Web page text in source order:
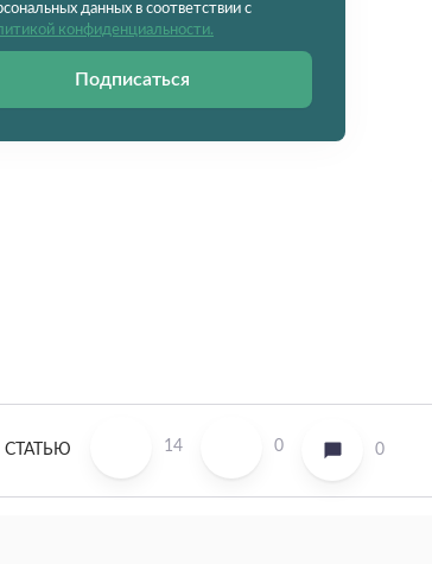
данных в соответствии с
конфиденциальности.
Подписаться
14 0 0